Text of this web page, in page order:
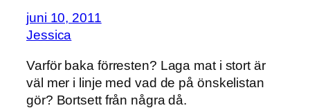
juni 10, 2011
Jessica
Varför baka förresten? Laga mat i stort är
väl mer i linje med vad de på önskelistan
gör? Bortsett från några då.